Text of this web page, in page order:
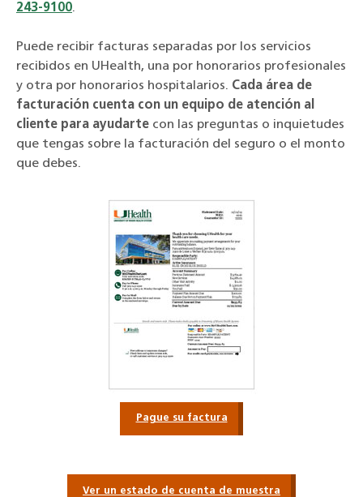
243-9100.
Puede recibir facturas separadas por los servicios
recibidos en UHealth, una por honorarios profesionales
y otra por honorarios hospitalarios. Cada área de
facturación cuenta con un equipo de atención al
cliente para ayudarte con las preguntas o inquietudes
que tengas sobre la facturación del seguro o el monto
que debes.
Pague su factura
Ver un estado de cuenta de muestra